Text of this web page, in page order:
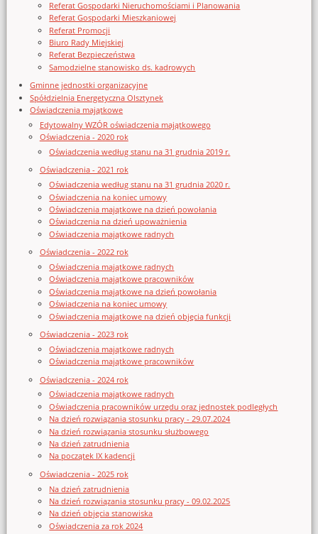
Referat Gospodarki Nieruchomościami i Planowania
Referat Gospodarki Mieszkaniowej
Referat Promocji
Biuro Rady Miejskiej
Referat Bezpieczeństwa
Samodzielne stanowisko ds. kadrowych
Gminne jednostki organizacyjne
Spółdzielnia Energetyczna Olsztynek
Oświadczenia majątkowe
Edytowalny WZÓR oświadczenia majątkowego
Oświadczenia - 2020 rok
Oświadczenia według stanu na 31 grudnia 2019 r.
Oświadczenia - 2021 rok
Oświadczenia według stanu na 31 grudnia 2020 r.
Oświadczenia na koniec umowy
Oświadczenia majątkowe na dzień powołania
Oświadczenia na dzień upoważnienia
Oświadczenia majątkowe radnych
Oświadczenia - 2022 rok
Oświadczenia majątkowe radnych
Oświadczenia majątkowe pracowników
Oświadczenia majątkowe na dzień powołania
Oświadczenia na koniec umowy
Oświadczenia majątkowe na dzień objęcia funkcji
Oświadczenia - 2023 rok
Oświadczenia majątkowe radnych
Oświadczenia majątkowe pracowników
Oświadczenia - 2024 rok
Oświadczenia majątkowe radnych
Oświadczenia pracowników urzędu oraz jednostek podległych
Na dzień rozwiązania stosunku pracy - 29.07.2024
Na dzień rozwiązania stosunku służbowego
Na dzień zatrudnienia
Na początek IX kadencji
Oświadczenia - 2025 rok
Na dzień zatrudnienia
Na dzień rozwiązania stosunku pracy - 09.02.2025
Na dzień objęcia stanowiska
Oświadczenia za rok 2024